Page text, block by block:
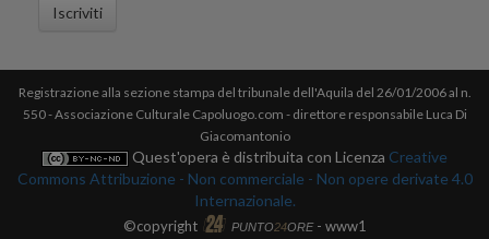
Iscriviti
Registrazione alla sezione stampa del tribunale dell'Aquila del 26/01/2006 al n.
550 - Associazione Culturale Capoluogo.com - direttore responsabile Luca Di
Giacomantonio
Quest'opera è distribuita con Licenza Creative
Commons Attribuzione - Non commerciale - Non opere derivate 4.0
Internazionale.
©copyright PUNTO24ORE- www1